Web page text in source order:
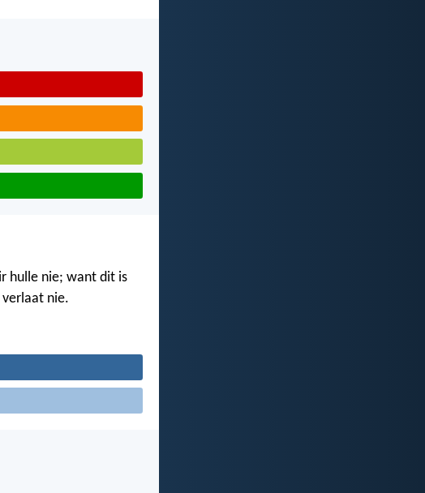
hulle nie; want dit is
nie.